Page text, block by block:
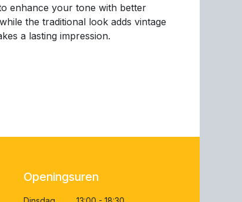
enhance your tone with better
the traditional look adds vintage
a lasting impression.
Openingsuren